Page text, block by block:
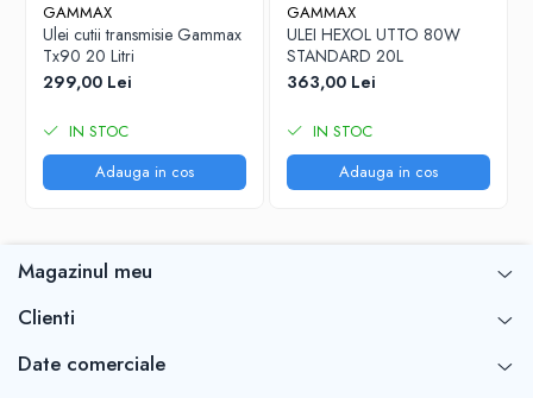
GAMMAX
Ulei cutii transmisie Gammax
Tx90 20 Litri
299,00 Lei
IN STOC
Adauga in cos
GAMMAX
ULEI HEXOL UTTO 80W
STANDARD 20L
363,00 Lei
IN STOC
Adauga in cos
Magazinul meu
Clienti
Date comerciale